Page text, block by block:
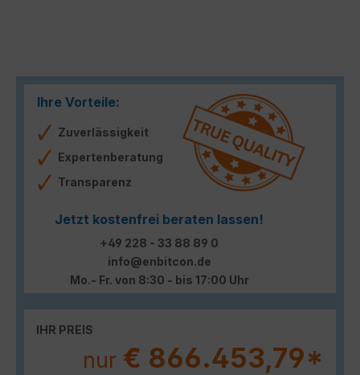
Ihre Vorteile:
Zuverlässigkeit
Expertenberatung
Transparenz
Jetzt kostenfrei beraten lassen!
+49 228 - 33 88 89 0
info@enbitcon.de
Mo.- Fr. von 8:30 - bis 17:00 Uhr
IHR PREIS
nur € 866.453,79*